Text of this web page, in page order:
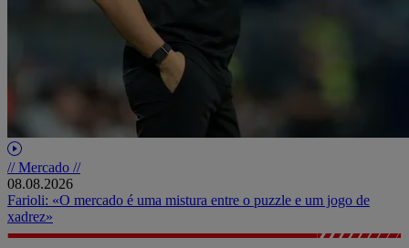
// Mercado //
08.08.2026
Farioli: «O mercado é uma mistura entre o puzzle e um jogo de
xadrez»